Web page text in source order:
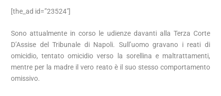
[the_ad id=”23524″]
Sono attualmente in corso le udienze davanti alla Terza Corte
D’Assise del Tribunale di Napoli. Sull’uomo gravano i reati di
omicidio, tentato omicidio verso la sorellina e maltrattamenti,
mentre per la madre il vero reato è il suo stesso comportamento
omissivo.